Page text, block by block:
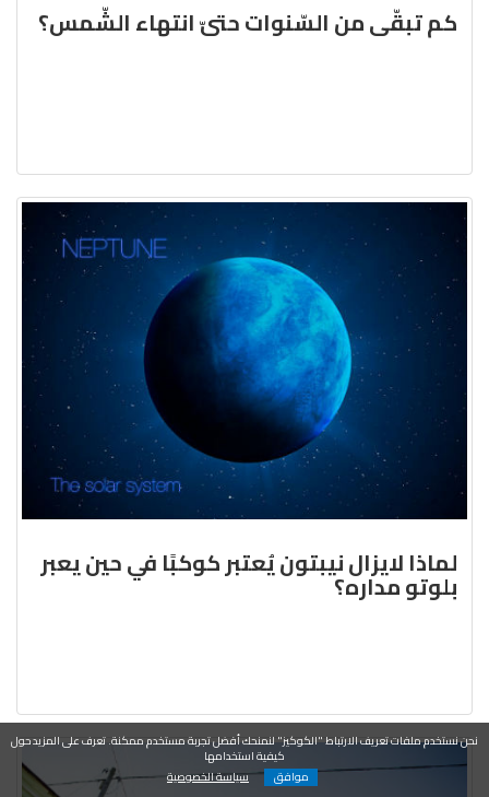
كم تبقّى من السّنوات حتىّ انتهاء الشّمس؟
لماذا لايزال نيبتون يُعتبر كوكبًا في حين يعبر
بلوتو مداره؟
نحن نستخدم ملفات تعريف الارتباط "الكوكيز" لنمنحك أفضل تجربة مستخدم ممكنة. تعرف على المزيد حول
كيفية استخدامها
موافق
سياسة الخصوصية